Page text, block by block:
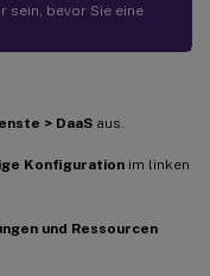
sein, bevor Sie eine
> DaaS aus.
Konfiguration im linken
und Ressourcen